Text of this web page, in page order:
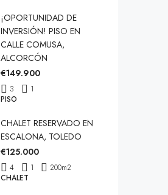
¡OPORTUNIDAD DE
INVERSIÓN! PISO EN
CALLE COMUSA,
ALCORCÓN
€149.900
3
1
PISO
CHALET RESERVADO EN
ESCALONA, TOLEDO
€125.000
4 1 200m2
CHALET